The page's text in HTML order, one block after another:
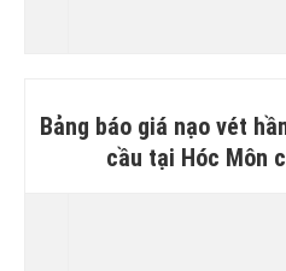
Bảng báo giá nạo vét
cầu tại Hóc Môn